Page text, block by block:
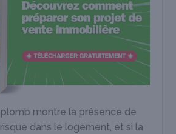
montre la présence de
dans le logement, et si la